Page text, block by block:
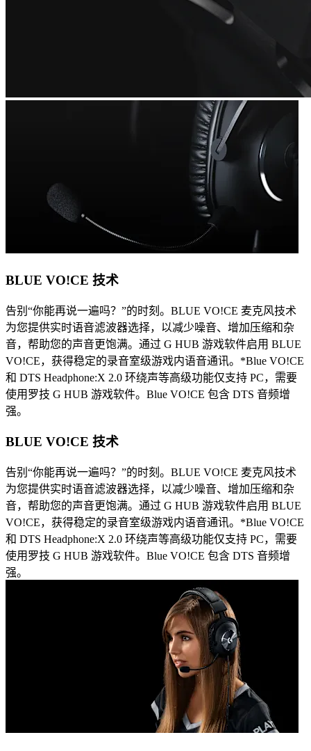
BLUE VO!CE 技术
告别“你能再说一遍吗？”的时刻。BLUE VO!CE 麦克风技术
为您提供实时语音滤波器选择，以减少噪音、增加压缩和杂
音，帮助您的声音更饱满。通过 G HUB 游戏软件启用 BLUE
VO!CE，获得稳定的录音室级游戏内语音通讯。*Blue VO!CE
和 DTS Headphone:X 2.0 环绕声等高级功能仅支持 PC，需要
使用罗技 G HUB 游戏软件。Blue VO!CE 包含 DTS 音频增
强。
BLUE VO!CE 技术
告别“你能再说一遍吗？”的时刻。BLUE VO!CE 麦克风技术
为您提供实时语音滤波器选择，以减少噪音、增加压缩和杂
音，帮助您的声音更饱满。通过 G HUB 游戏软件启用 BLUE
VO!CE，获得稳定的录音室级游戏内语音通讯。*Blue VO!CE
和 DTS Headphone:X 2.0 环绕声等高级功能仅支持 PC，需要
使用罗技 G HUB 游戏软件。Blue VO!CE 包含 DTS 音频增
强。